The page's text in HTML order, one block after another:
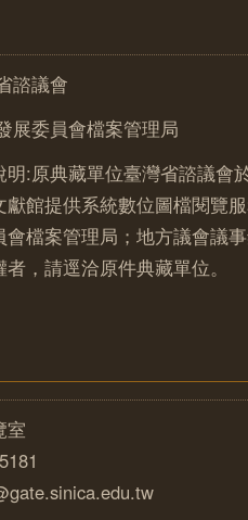
諮議會
展委員會檔案管理局
:原典藏單位臺灣省諮議會
獻館提供系統數位圖檔閱覽
會檔案管理局；地方議會議
，請逕洽原件典藏單位。
室